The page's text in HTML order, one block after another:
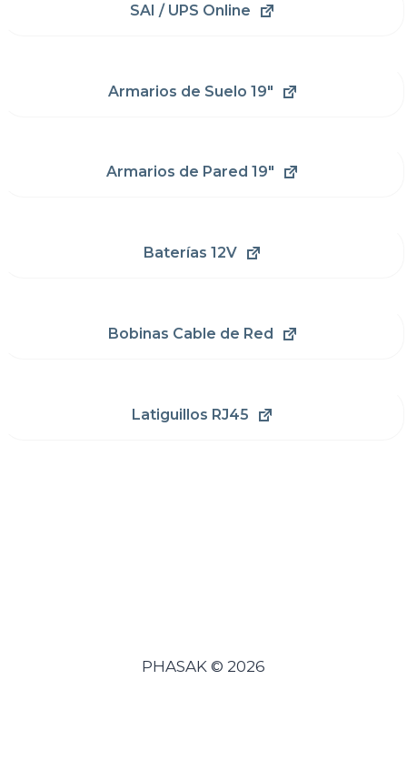
SAI / UPS Online
Armarios de Suelo 19"
Armarios de Pared 19"
Baterías 12V
Bobinas Cable de Red
Latiguillos RJ45
PHASAK © 2026